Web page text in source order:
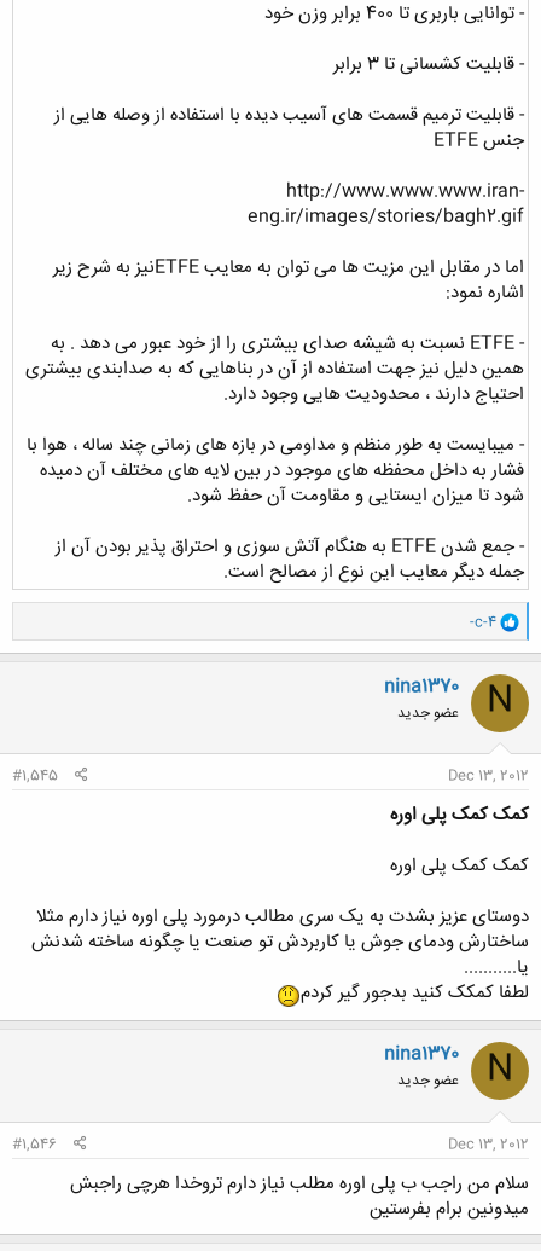
- توانایی باربری تا 400 برابر وزن خود
- قابلیت کشسانی تا 3 برابر
- قابلیت ترمیم قسمت های آسیب دیده با استفاده از وصله هایی از
جنس ETFE
http://www.www.www.iran-
eng.ir/images/stories/bagh2.gif
اما در مقابل این مزیت ها می توان به معایب ETFEنیز به شرح زیر
اشاره نمود:
- ETFE نسبت به شیشه صدای بیشتری را از خود عبور می دهد . به
همین دلیل نیز جهت استفاده از آن در بناهایی که به صدابندی بیشتری
احتیاج دارند ، محدودیت هایی وجود دارد.
- میبایست به طور منظم و مداومی در بازه های زمانی چند ساله ، هوا با
فشار به داخل محفظه های موجود در بین لایه های مختلف آن دمیده
شود تا میزان ایستایی و مقاومت آن حفظ شود.
- جمع شدن ETFE به هنگام آتش سوزی و احتراق پذیر بودن آن از
جمله دیگر معایب این نوع از مصالح است.
و
ا
ک
ن
ش
ه
ا
-c-4
N
nina1370
عضو جدید
Dec 13, 2012
#1,545
کمک کمک پلی اوره
کمک کمک پلی اوره
دوستای عزیز بشدت به یک سری مطالب درمورد پلی اوره نیاز دارم مثلا
ساختارش ودمای جوش یا کاربردش تو صنعت یا چگونه ساخته شدنش
یا...........
لطفا کمکک کنید بدجور گیر کردم
N
nina1370
عضو جدید
Dec 13, 2012
#1,546
سلام من راجب ب پلی اوره مطلب نیاز دارم تروخدا هرچی راجبش
میدونین برام بفرستین